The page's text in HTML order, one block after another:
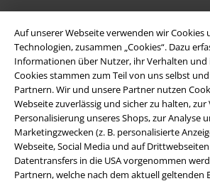
Auf unserer Webseite verwenden wir Cookies
Technologien, zusammen „Cookies“. Dazu
Informationen über Nutzer, ihr Verhalten und
Cookies stammen zum Teil von uns selbst
Partnern. Wir und unsere Partner nutzen
Webseite zuverlässig und sicher zu halten,
Personalisierung unseres Shops, zur Analyse
Marketingzwecken (z. B. personalisierte
Webseite, Social Media und auf
Datentransfers in die USA vorgenommen
Partnern, welche nach dem aktuell geltenden
Rechtliches
AGB